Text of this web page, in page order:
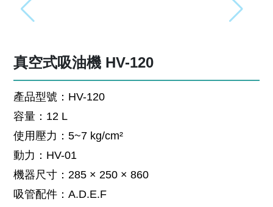
真空式吸油機 HV-120
產品型號：HV-120
容量：12 L
使用壓力：5~7 kg/cm²
動力：HV-01
機器尺寸：285 × 250 × 860
吸管配件：A.D.E.F